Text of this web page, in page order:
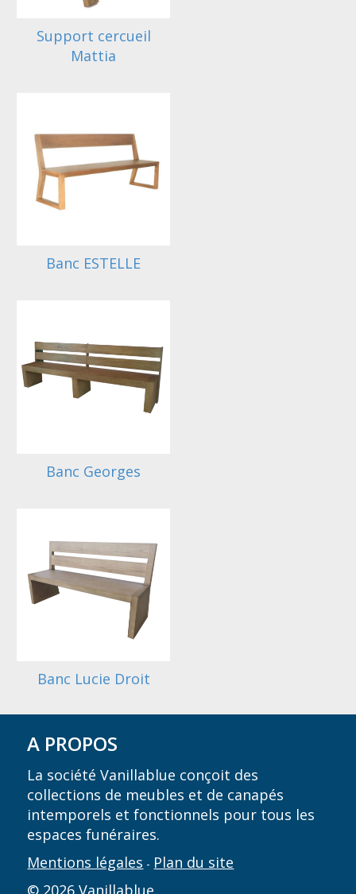
Support cercueil
Mattia
Banc ESTELLE
Banc Georges
Banc Lucie Droit
A PROPOS
La société Vanillablue conçoit des
collections de meubles et de canapés
intemporels et fonctionnels pour tous les
espaces funéraires.
Mentions légales - Plan du site
© 2026 Vanillablue